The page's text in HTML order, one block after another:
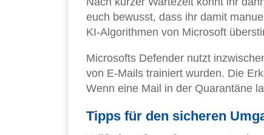
euch bewusst, dass ihr damit
KI-Algorithmen von Microsoft
Microsofts Defender nutzt
von E-Mails trainiert wurden. Die
Wenn eine Mail in der Quarantäne
Tipps für den sicheren